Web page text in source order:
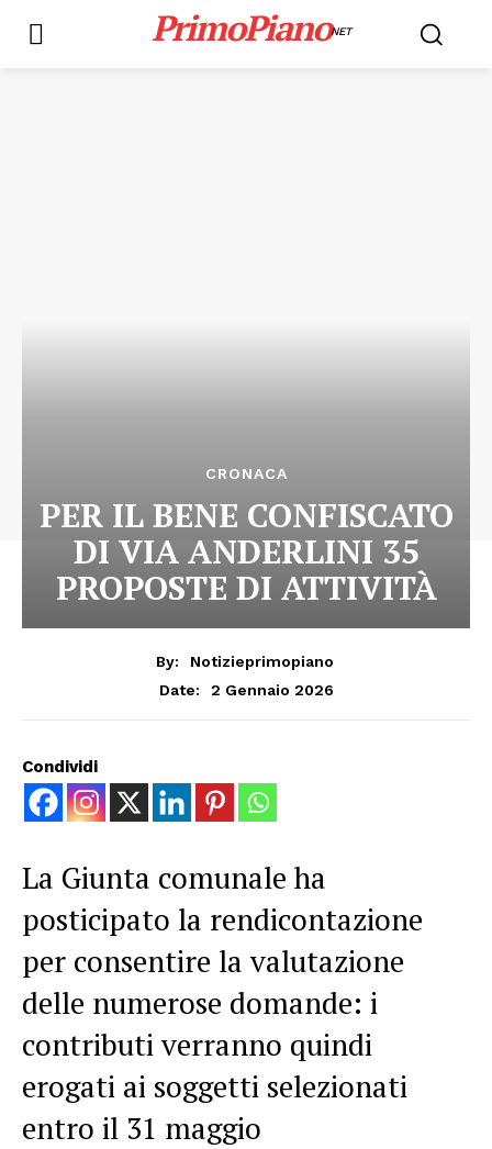
PrimoPianoNET
CRONACA
PER IL BENE CONFISCATO
DI VIA ANDERLINI 35
PROPOSTE DI ATTIVITÀ
By:
Notizieprimopiano
Date:
2 Gennaio 2026
Condividi
La Giunta comunale ha
posticipato la rendicontazione
per consentire la valutazione
delle numerose domande: i
contributi verranno quindi
erogati ai soggetti selezionati
entro il 31 maggio